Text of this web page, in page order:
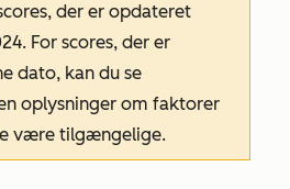
der er opdateret
For scores, der er
dato, kan du se
oplysninger om faktorer
være tilgængelige.